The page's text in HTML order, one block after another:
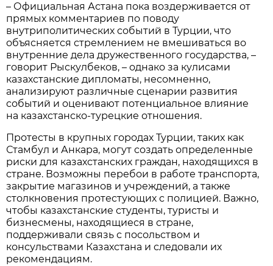
– Официальная Астана пока воздерживается от
прямых комментариев по поводу
внутриполитических событий в Турции, что
объясняется стремлением не вмешиваться во
внутренние дела дружественного государства, –
говорит Рыскулбеков, – однако за кулисами
казахстанские дипломаты, несомненно,
анализируют различные сценарии развития
событий и оценивают потенциальное влияние
на казахстанско-турецкие отношения.
Протесты в крупных городах Турции, таких как
Стамбул и Анкара, могут создать определенные
риски для казахстанских граждан, находящихся в
стране. Возможны перебои в работе транспорта,
закрытие магазинов и учреждений, а также
столкновения протестующих с полицией. Важно,
чтобы казахстанские студенты, туристы и
бизнесмены, находящиеся в стране,
поддерживали связь с посольством и
консульствами Казахстана и следовали их
рекомендациям.